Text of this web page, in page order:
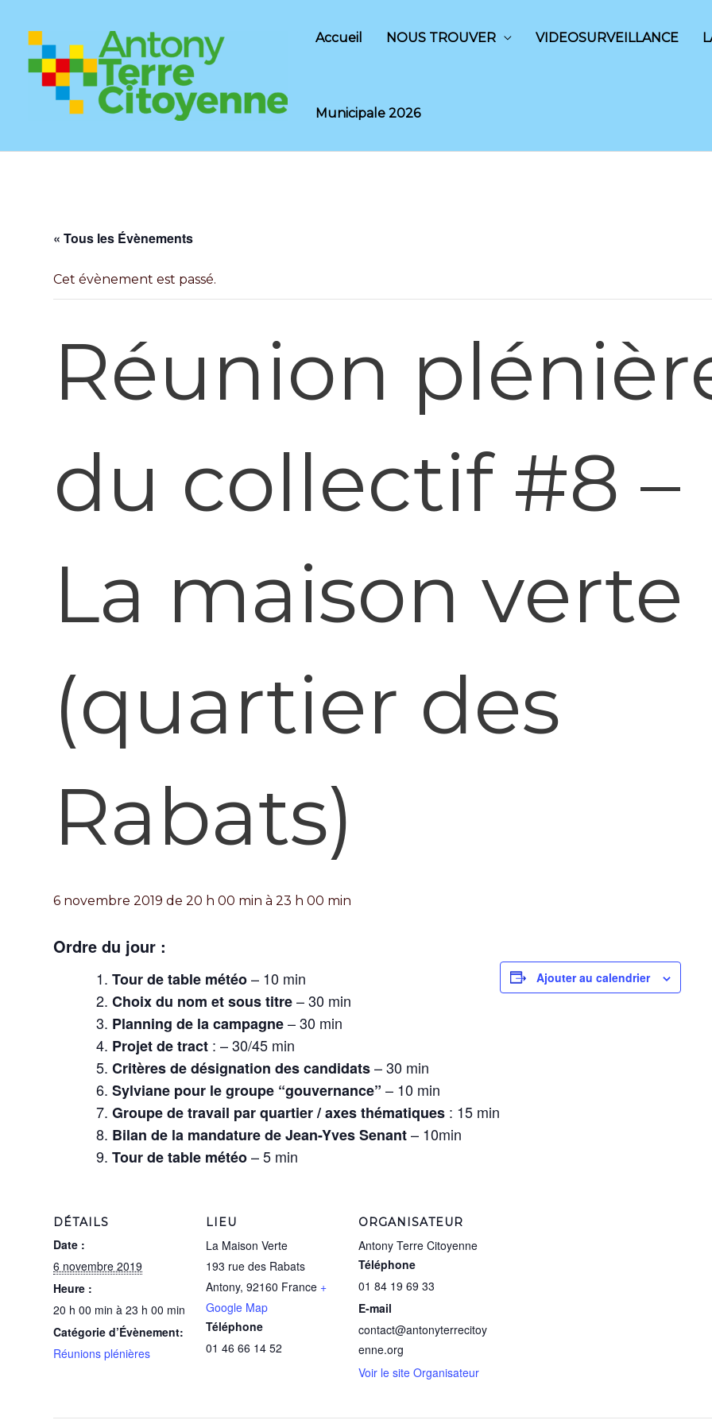
contenu
Accueil NOUS TROUVER VIDEOSURVEILLANCE
Municipale 2026
« Tous les Évènements
Cet évènement est passé.
Réunion
du collectif #8 –
La maison verte
(quartier des
Rabats)
6 novembre 2019 de 20 h 00 min à 23 h 00 min
Ordre du jour :
Tour de table météo– 10 min
Choix du nom et sous titre– 30 min
Planning de la campagne– 30 min
Projet de tract : – 30/45 min
Critères de désignation des candidats– 30 min
Sylviane pour le groupe “gouvernance” – 10 min
Groupe de travail par quartier / axes thématiques : 15 min
Bilan de la mandature de Jean-Yves Senant– 10min
Tour de table météo– 5 min
Ajouter au calendrier
DÉTAILS
Date :
6 novembre 2019
Heure :
20 h 00 min à 23 h 00 min
Catégorie d’Évènement:
Réunions plénières
LIEU
La Maison Verte
193 rue des Rabats
Antony, 92160 France +
Google Map
Téléphone
01 46 66 14 52
ORGANISATEUR
Antony Terre Citoyenne
Téléphone
01 84 19 69 33
E-mail
contact@antonyterrecitoy
enne.org
Voir le site Organisateur